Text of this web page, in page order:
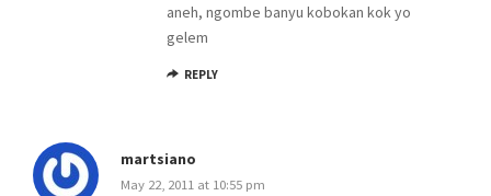
aneh, ngombe banyu kobokan kok yo
gelem
REPLY
martsiano
May 22, 2011 at 10:55 pm